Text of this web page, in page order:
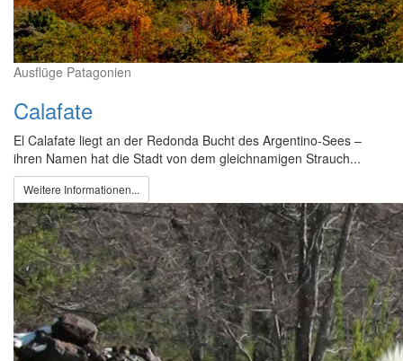
Ausflüge Patagonien
Calafate
El Calafate liegt an der Redonda Bucht des Argentino-Sees –
ihren Namen hat die Stadt von dem gleichnamigen Strauch...
Weitere Informationen...